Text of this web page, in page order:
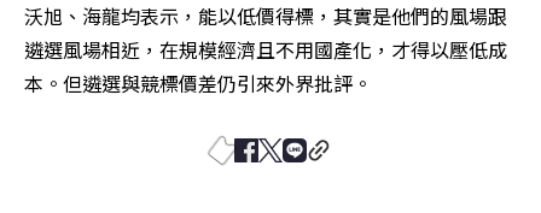
沃旭、海龍均表示，能以低價得標，其實是他們的風場跟
遴選風場相近，在規模經濟且不用國產化，才得以壓低成
本。但遴選與競標價差仍引來外界批評。